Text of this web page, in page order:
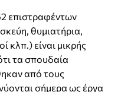
επιστραφέντων
θυμιατήρια,
κλπ.) είναι μικρής
τα σπουδαία
από τους
σήμερα ως έργα